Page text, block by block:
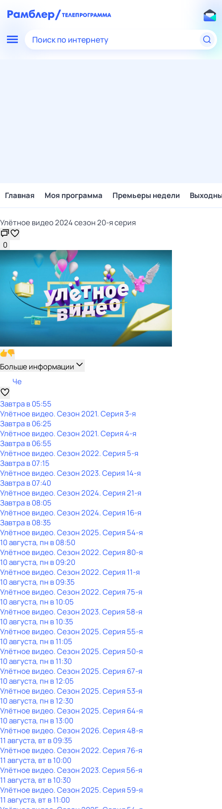
Поиск по интернету
Главная Моя программа Премьеры недели
Улётное видео 2024 сезон 20-я серия
0
Больше информации
Че
Завтра в 05:55
Улётное видео. Сезон 2021. Серия 3-я
Завтра в 06:25
Улётное видео. Сезон 2021. Серия 4-я
Завтра в 06:55
Улётное видео. Сезон 2022. Серия 5-я
Завтра в 07:15
Улётное видео. Сезон 2023. Серия 14-я
Завтра в 07:40
Улётное видео. Сезон 2024. Серия 21-я
Завтра в 08:05
Улётное видео. Сезон 2024. Серия 16-я
Завтра в 08:35
Улётное видео. Сезон 2025. Серия 54-я
10 августа, пн в 08:50
Улётное видео. Сезон 2022. Серия 80-я
10 августа, пн в 09:20
Улётное видео. Сезон 2022. Серия 11-я
10 августа, пн в 09:35
Улётное видео. Сезон 2022. Серия 75-я
10 августа, пн в 10:05
Улётное видео. Сезон 2023. Серия 58-я
10 августа, пн в 10:35
Улётное видео. Сезон 2025. Серия 55-я
10 августа, пн в 11:05
Улётное видео. Сезон 2025. Серия 50-я
10 августа, пн в 11:30
Улётное видео. Сезон 2025. Серия 67-я
10 августа, пн в 12:05
Улётное видео. Сезон 2025. Серия 53-я
10 августа, пн в 12:30
Улётное видео. Сезон 2025. Серия 64-я
10 августа, пн в 13:00
Улётное видео. Сезон 2026. Серия 48-я
11 августа, вт в 09:35
Улётное видео. Сезон 2022. Серия 76-я
11 августа, вт в 10:00
Улётное видео. Сезон 2023. Серия 56-я
11 августа, вт в 10:30
Улётное видео. Сезон 2025. Серия 59-я
11 августа, вт в 11:00